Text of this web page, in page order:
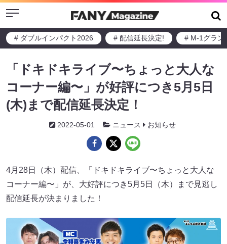
Menu
# ダブルインパクト2026 # 配信延長決定! # M-1グラン
「ドキドキライブ〜ちょっと大人な
コーナー編〜」が好評につき5月5日
(木)まで配信延長決定！
2022-05-01 ニュース お知らせ
4月28日（木）配信、「ドキドキライブ〜ちょっと大人な
コーナー編〜」が、大好評につき5月5日（木）まで見逃し
配信延長が決まりました！